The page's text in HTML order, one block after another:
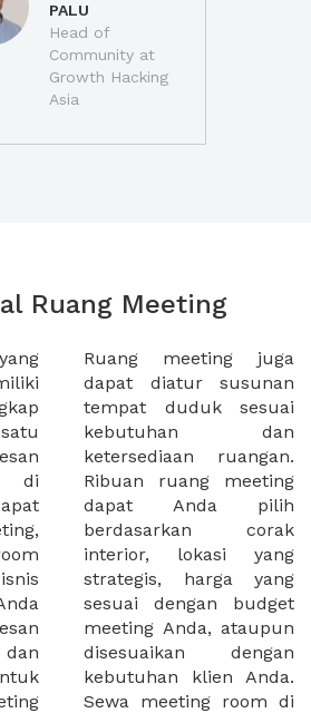
PALU
Head of
Community at
Growth Hacking
Asia
Ruang Meeting
di
di